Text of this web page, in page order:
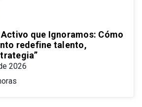
que Ignoramos: Cómo
redefine talento,
2026